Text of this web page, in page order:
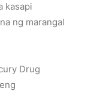
kasapi
ng marangal
Drug